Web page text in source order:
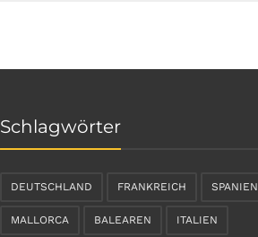
Schlagwörter
DEUTSCHLAND FRANKREICH SPANIEN
MALLORCA BALEAREN ITALIEN